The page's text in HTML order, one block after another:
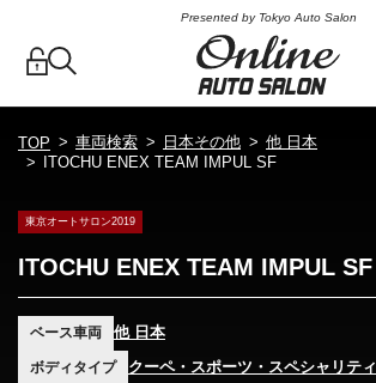
Presented by Tokyo Auto Salon
TOP 車両検索 日本その他
他 日本
ITOCHU ENEX TEAM IMPUL SF
東京オートサロン2019
ITOCHU ENEX TEAM IMPUL SF
ベース車両 他 日本
ボディタイプ クーペ・スポーツ・スペシャリティ